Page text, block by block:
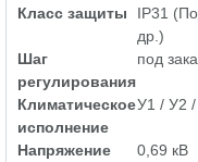
Класс защиты
IP31
др.)
Шаг
регулирования
под
Климатическое
исполнение
У1 / У2
Напряжение
0,69 кВ